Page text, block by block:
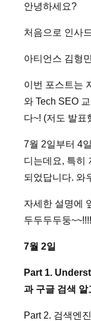
안녕하세요?
처음으로 인사
아티언스 김형
이번 포스트는
와 Tech SEO
다~! (저도 발
7월 2일부터 4
디는데요, 특히
되었답니다. 와
자세한 설명에
두두두두둥
7월 2일
Part 1.
과 구글 검색
Part 2. 검색엔